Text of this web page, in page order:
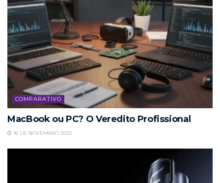
COMPARATIVO
MacBook ou PC? O Veredito Profissional
16 DE NOVEMBRO 2025